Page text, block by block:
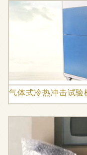
气体式冷热冲击试